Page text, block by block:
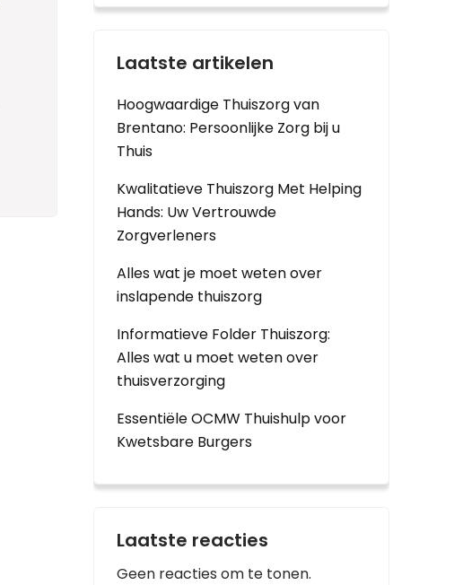
Laatste artikelen
Hoogwaardige Thuiszorg van
Brentano: Persoonlijke Zorg bij u
Thuis
Kwalitatieve Thuiszorg Met Helping
Hands: Uw Vertrouwde
Zorgverleners
Alles wat je moet weten over
inslapende thuiszorg
Informatieve Folder Thuiszorg:
Alles wat u moet weten over
thuisverzorging
Essentiële OCMW Thuishulp voor
Kwetsbare Burgers
Laatste reacties
Geen reacties om te tonen.